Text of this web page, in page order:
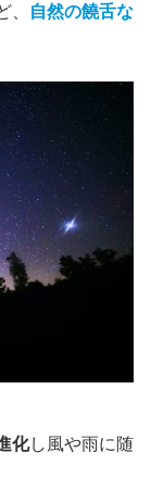
、 自然の饒舌な
化し風や雨に随